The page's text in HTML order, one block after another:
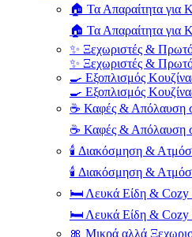
🏠 Τα Απαραίτητα για
🏠 Τα Απαραίτητα για
✨ Ξεχωριστές &
✨ Ξεχωριστές &
🍳 Εξοπλισμός
🍳 Εξοπλισμός
☕ Καφές & Απόλαυση
☕ Καφές & Απόλαυση
🕯️ Διακόσμηση &
🕯️ Διακόσμηση &
🛏️ Λευκά Είδη & Cozy
🛏️ Λευκά Είδη & Cozy
🎀 Μικρά αλλά